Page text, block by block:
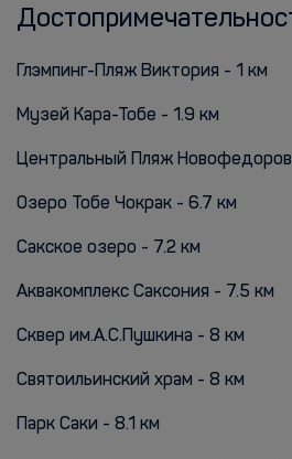
Глэмпинг-Пляж Виктория - 1 км
Музей Кара-Тобе - 1.9 км
Центральный Пляж
Озеро Тобе Чокрак - 6.7 км
Сакское озеро - 7.2 км
Аквакомплекс Саксония - 7.5 км
Сквер им.А.С.Пушкина - 8 км
Святоильинский храм - 8 км
Парк Саки - 8.1 км